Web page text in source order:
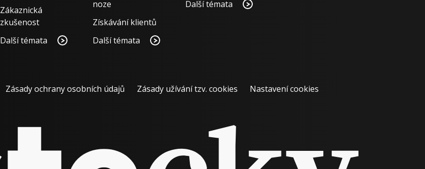
Zákaznická
zkušenost
Další témata
noze
Získávání klientů
Další témata
Další témata
Zásady ochrany osobních údajů Zásady užívání tzv. cookies Nastavení cookies